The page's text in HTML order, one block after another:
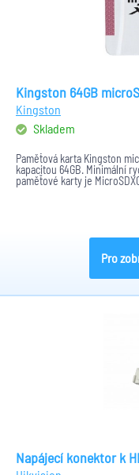
Kingston 64GB
Kingston
Skladem
Paměťová karta Kingston
kapacitou 64GB. Minimální
paměťové karty je
Pro
Napájecí konektor k